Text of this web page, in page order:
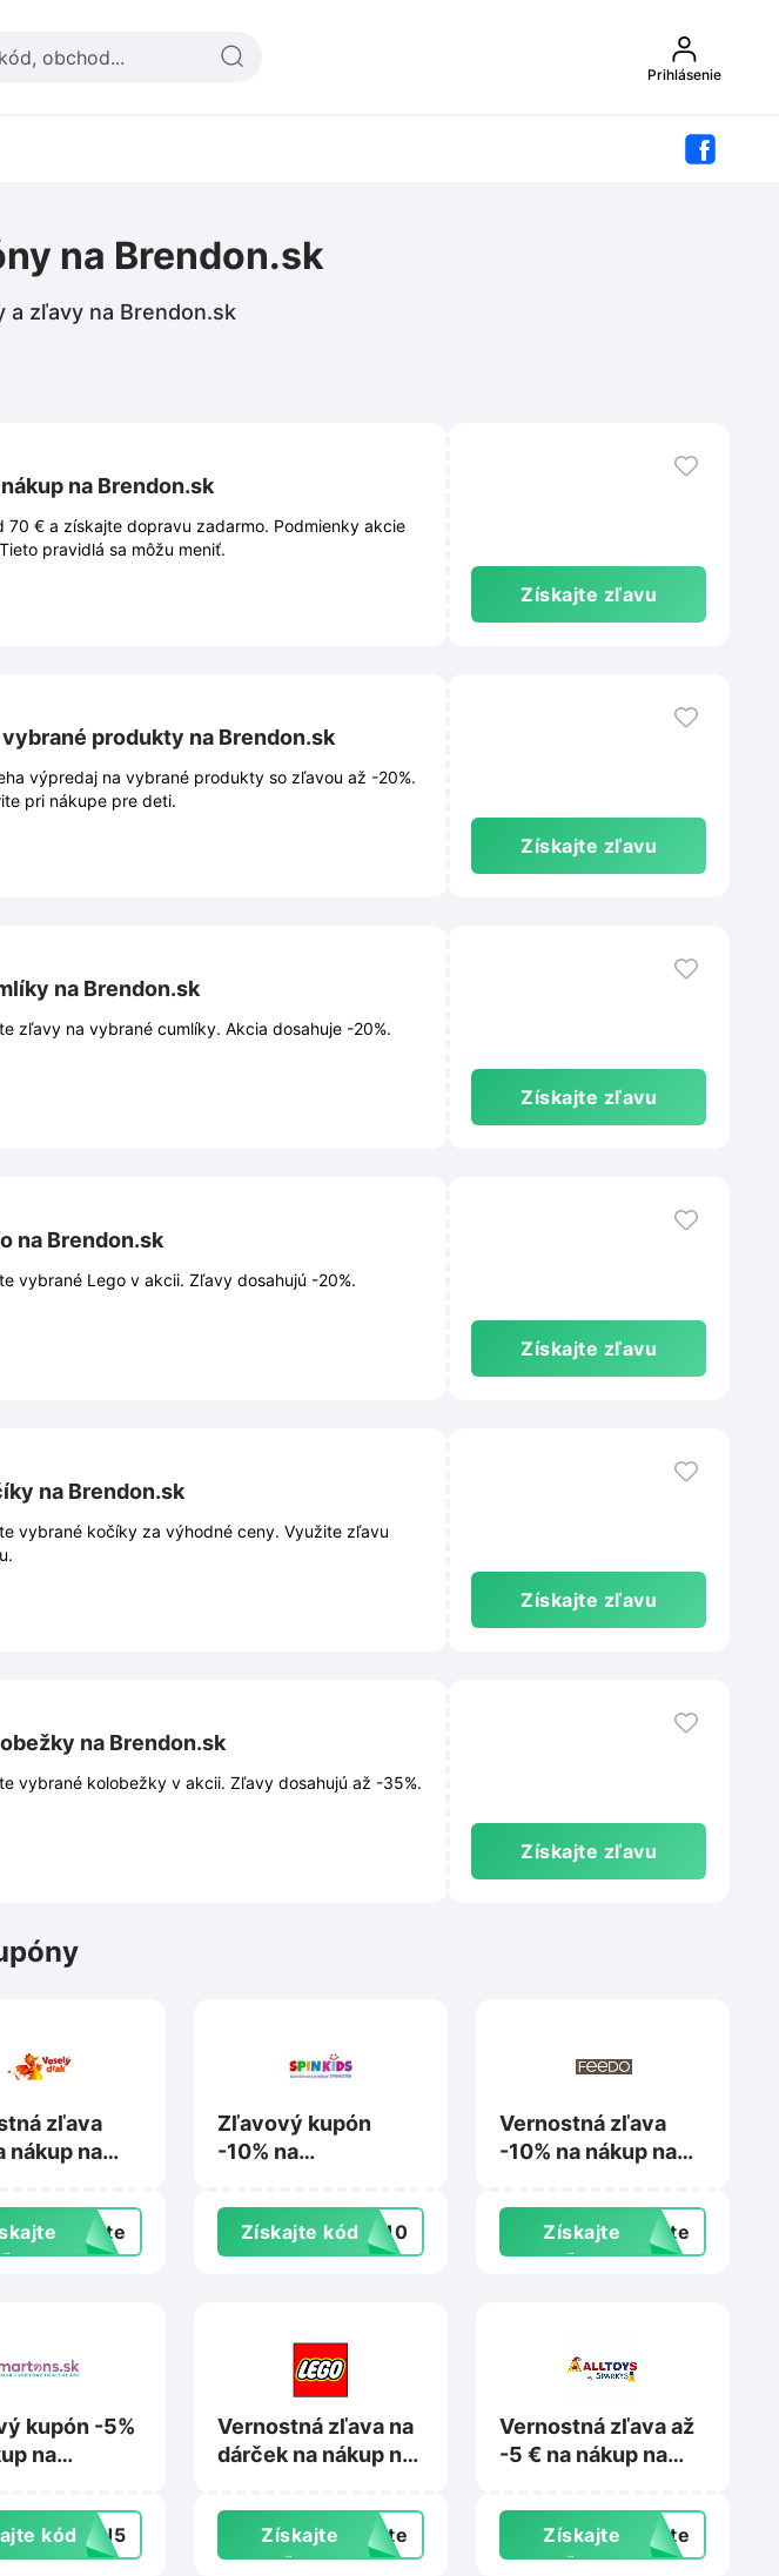
Prihlásenie
na Brendon.sk
a zľavy na Brendon.sk
na Brendon.sk
70 € a získajte dopravu zadarmo. Podmienky akcie
pravidlá sa môžu meniť.
Získajte zľavu
produkty na Brendon.sk
výpredaj na vybrané produkty so zľavou až -20%.
pri nákupe pre deti.
Získajte zľavu
na Brendon.sk
zľavy na vybrané cumlíky. Akcia dosahuje -20%.
Získajte zľavu
na Brendon.sk
vybrané Lego v akcii. Zľavy dosahujú -20%.
Získajte zľavu
na Brendon.sk
vybrané kočíky za výhodné ceny. Využite zľavu
Získajte zľavu
na Brendon.sk
vybrané kolobežky v akcii. Zľavy dosahujú až -35%.
Získajte zľavu
zľava
nákup na
exte
Zľavový kupón
-10% na
produkty na
Spinkids.sk
Získajte kód IN10
Vernostná zľava
-10% na nákup na
Získajte
zľavu
exte
kupón -5%
na
kódTAJ5
Vernostná zľava na
dárček na nákup na
Získajte
zľavu
exte
Vernostná zľava až
-5 € na nákup na
Získajte
zľavu
exte